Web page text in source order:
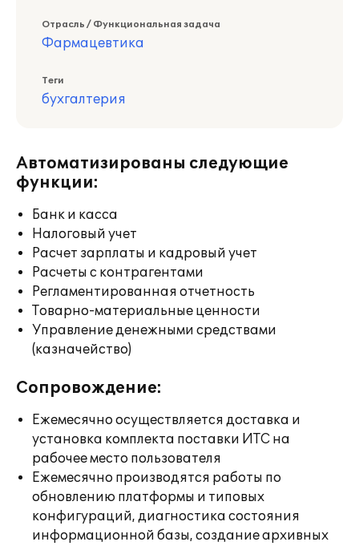
Отрасль / Функциональная задача
Фармацевтика
Теги
бухгалтерия
Автоматизированы следующие
функции:
Банк и касса
Налоговый учет
Расчет зарплаты и кадровый учет
Расчеты с контрагентами
Регламентированная отчетность
Товарно-материальные ценности
Управление денежными средствами
(казначейство)
Сопровождение:
Ежемесячно осуществляется доставка и
установка комплекта поставки ИТС на
рабочее место пользователя
Ежемесячно производятся работы по
обновлению платформы и типовых
конфигураций, диагностика состояния
информационной базы, создание архивных